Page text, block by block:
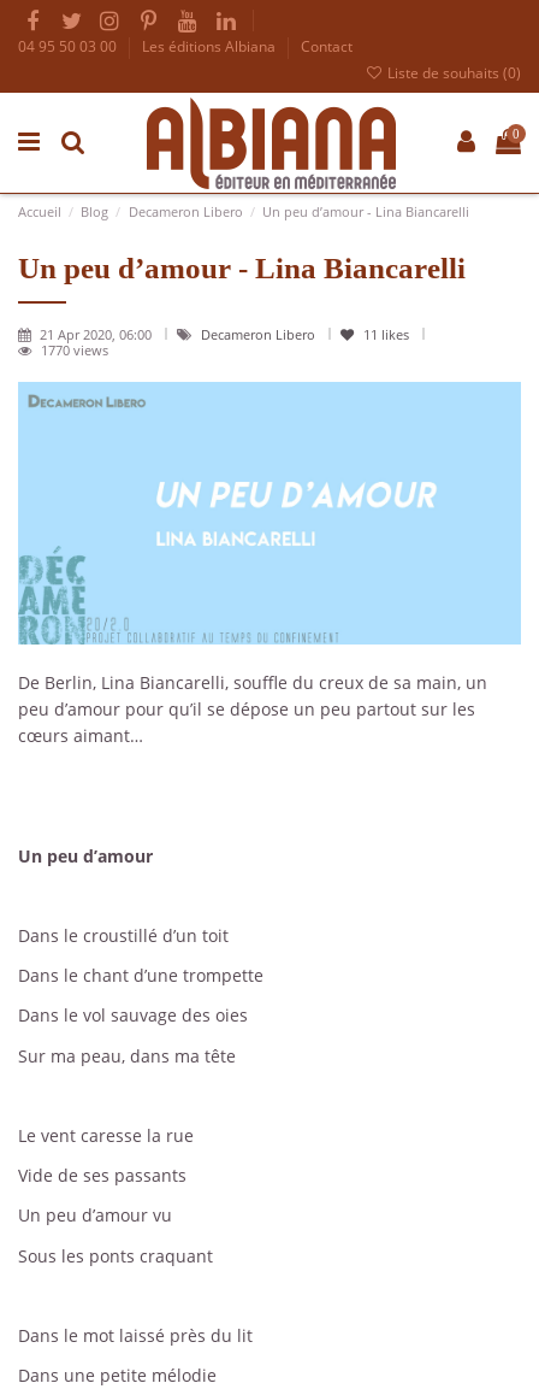
04 95 50 03 00 Les éditions Albiana
Contact
Liste de souhaits (0)
0
Accueil Blog Decameron Libero Un peu d’amour - Lina Biancarelli
Un peu d’amour - Lina Biancarelli
21 Apr 2020, 06:00 Decameron Libero 11 likes
1770 views
De Berlin, Lina Biancarelli, souffle du creux de sa main, un
peu d’amour pour qu’il se dépose un peu partout sur les
cœurs aimant…
Un peu d’amour
Dans le croustillé d’un toit
Dans le chant d’une trompette
Dans le vol sauvage des oies
Sur ma peau, dans ma tête
Le vent caresse la rue
Vide de ses passants
Un peu d’amour vu
Sous les ponts craquant
Dans le mot laissé près du lit
Dans une petite mélodie